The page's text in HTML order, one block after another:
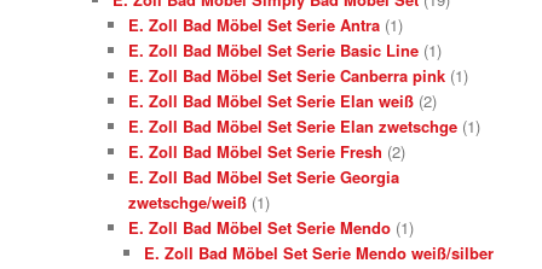
E. Zoll Bad Möbel Set Serie Antra (1)
E. Zoll Bad Möbel Set Serie Basic Line (1)
E. Zoll Bad Möbel Set Serie Canberra pink (1)
E. Zoll Bad Möbel Set Serie Elan weiß (2)
E. Zoll Bad Möbel Set Serie Elan zwetschge (1)
E. Zoll Bad Möbel Set Serie Fresh (2)
E. Zoll Bad Möbel Set Serie Georgia
zwetschge/weiß (1)
E. Zoll Bad Möbel Set Serie Mendo (1)
E. Zoll Bad Möbel Set Serie Mendo weiß/silber